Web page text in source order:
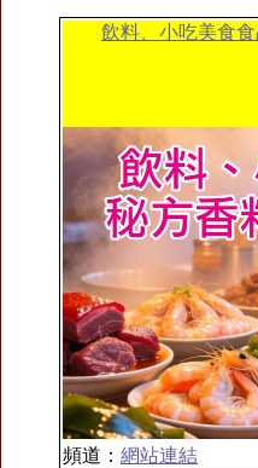
飲料、小吃美食
頻道： 網站連結